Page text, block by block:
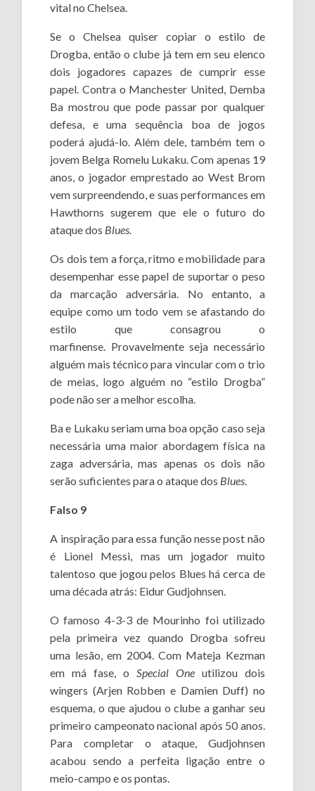
vital no Chelsea.
Se o Chelsea quiser copiar o estilo de
Drogba, então o clube já tem em seu elenco
dois jogadores capazes de cumprir esse
papel. Contra o Manchester United, Demba
Ba mostrou que pode passar por qualquer
defesa, e uma sequência boa de jogos
poderá ajudá-lo. Além dele, também tem o
jovem Belga Romelu Lukaku. Com apenas 19
anos, o jogador emprestado ao West Brom
vem surpreendendo, e suas performances em
Hawthorns sugerem que ele o futuro do
ataque dos Blues.
Os dois tem a força, ritmo e mobilidade para
desempenhar esse papel de suportar o peso
da marcação adversária. No entanto, a
equipe como um todo vem se afastando do
estilo que consagrou o
marfinense. Provavelmente seja necessário
alguém mais técnico para vincular com o trio
de meias, logo alguém no “estilo Drogba”
pode não ser a melhor escolha.
Ba e Lukaku seriam uma boa opção caso seja
necessária uma maior abordagem física na
zaga adversária, mas apenas os dois não
serão suficientes para o ataque dos Blues.
Falso 9
A inspiração para essa função nesse post não
é Lionel Messi, mas um jogador muito
talentoso que jogou pelos Blues há cerca de
uma década atrás: Eidur Gudjohnsen.
O famoso 4-3-3 de Mourinho foi utilizado
pela primeira vez quando Drogba sofreu
uma lesão, em 2004. Com Mateja Kezman
em má fase, o Special Oneutilizou dois
wingers (Arjen Robben e Damien Duff) no
esquema, o que ajudou o clube a ganhar seu
primeiro campeonato nacional após 50 anos.
Para completar o ataque, Gudjohnsen
acabou sendo a perfeita ligação entre o
meio-campo e os pontas.